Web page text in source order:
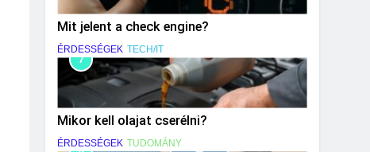
Mit jelent a check engine?
ÉRDESSÉGEK TECH/IT
7
Mikor kell olajat cserélni?
ÉRDESSÉGEK TUDOMÁNY